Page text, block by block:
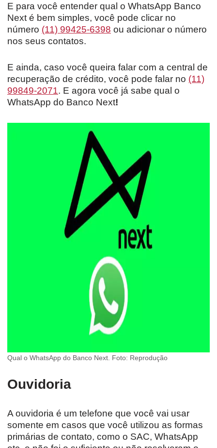
E para você entender qual o WhatsApp Banco
Next é bem simples, você pode clicar no
número (11) 99425-6398 ou adicionar o número
nos seus contatos.
E ainda, caso você queira falar com a central de
recuperação de crédito, você pode falar no (11)
99849-2071. E agora você já sabe qual o
WhatsApp do Banco Next!
Qual o WhatsApp do Banco Next. Foto: Reprodução
Ouvidoria
A ouvidoria é um telefone que você vai usar
somente em casos que você utilizou as formas
primárias de contato, como o SAC, WhatsApp